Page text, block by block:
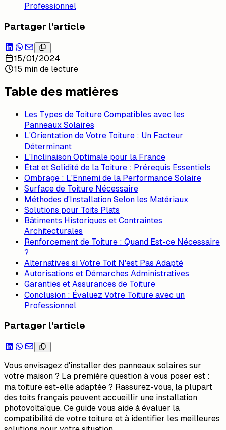
Professionnel
Partager l'article
15/01/2024
15 min de lecture
Table des matières
Les Types de Toiture Compatibles avec les
Panneaux Solaires
L'Orientation de Votre Toiture : Un Facteur
Déterminant
L'Inclinaison Optimale pour la France
État et Solidité de la Toiture : Prérequis Essentiels
Ombrage : L'Ennemi de la Performance Solaire
Surface de Toiture Nécessaire
Méthodes d'Installation Selon les Matériaux
Solutions pour Toits Plats
Bâtiments Historiques et Contraintes
Architecturales
Renforcement de Toiture : Quand Est-ce Nécessaire
?
Alternatives si Votre Toit N'est Pas Adapté
Autorisations et Démarches Administratives
Garanties et Assurances de Toiture
Conclusion : Évaluez Votre Toiture avec un
Professionnel
Partager l'article
Vous envisagez d'installer des panneaux solaires sur
votre maison ? La première question à vous poser est :
ma toiture est-elle adaptée ? Rassurez-vous, la plupart
des toits français peuvent accueillir une installation
photovoltaïque. Ce guide vous aide à évaluer la
compatibilité de votre toiture et à identifier les meilleures